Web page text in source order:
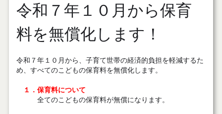
令和７年１０月から保育
料を無償化します！
令和７年１０月から、子育て世帯の経済的負担を軽減するた
め、すべてのこどもの保育料を無償化します。
１．保育料について
全てのこどもの保育料が無償になります。